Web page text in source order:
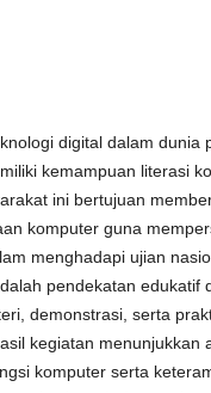
digital dalam dunia
kemampuan literasi
ini bertujuan
komputer guna
menghadapi ujian
pendekatan edukatif
demonstrasi, serta
kegiatan menunjukkan
komputer serta